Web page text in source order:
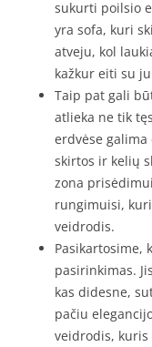
sukurti poilsio
yra sofa, kuri
atveju, kol
kažkur eiti su
Taip pat gali
atlieka ne tik
erdvėse
skirtos ir kelių
zona
rungimuisi,
veidrodis.
Pasikartosime,
pasirinkimas.
kas didesne,
pačiu
veidrodis,